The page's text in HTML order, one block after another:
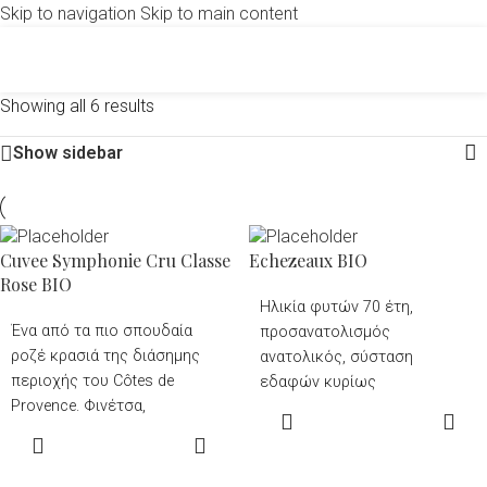
Skip to navigation Skip to main content
Showing all 6 results
Show sidebar
Cuvee Symphonie Cru Classe
Rose BIO
Ένα από τα πιο σπουδαία
ροζέ κρασιά της διάσημης
περιοχής του Côtes de
Provence. Φινέτσα,
ευχαρίστηση. Φωτεινό με μία
Echezeaux BIO
Ηλικία φυτών 70 έτη,
προσανατολισμός
ανατολικός, σύσταση
εδαφών κυρίως
Χειρωνακτικός τρύγος,